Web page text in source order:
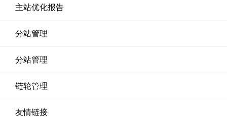
主站优化报告
分站管理
分站管理
链轮管理
友情链接